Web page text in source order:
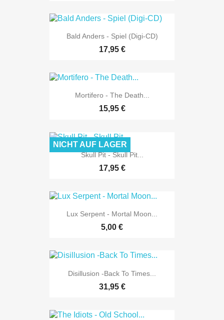
Bald Anders - Spiel (Digi-CD)
17,95 €
Mortifero - The Death...
15,95 €
Skull Pit - Skull Pit...
17,95 €
NICHT AUF LAGER
Lux Serpent - Mortal Moon...
5,00 €
Disillusion -Back To Times...
31,95 €